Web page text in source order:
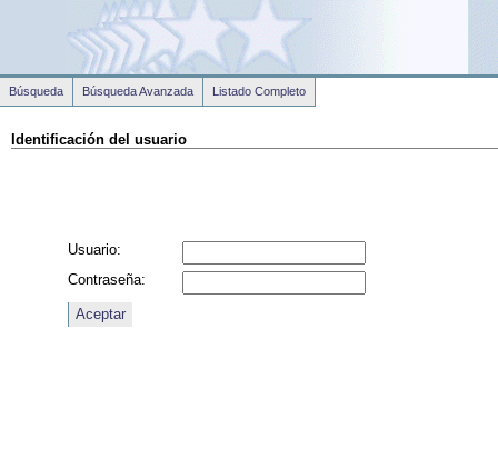
Identificación del usuario
Usuario:
Contraseña:
Búsqueda Búsqueda Avanzada Listado Completo